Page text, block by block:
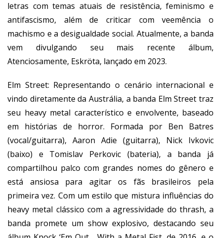
letras com temas atuais de resistência, feminismo e
antifascismo, além de criticar com veemência o
machismo e a desigualdade social. Atualmente, a banda
vem divulgando seu mais recente álbum,
Atenciosamente, Eskröta, lançado em 2023.
Elm Street: Representando o cenário internacional e
vindo diretamente da Austrália, a banda Elm Street traz
seu heavy metal característico e envolvente, baseado
em histórias de horror. Formada por Ben Batres
(vocal/guitarra), Aaron Adie (guitarra), Nick Ivkovic
(baixo) e Tomislav Perkovic (bateria), a banda já
compartilhou palco com grandes nomes do gênero e
está ansiosa para agitar os fãs brasileiros pela
primeira vez. Com um estilo que mistura influências do
heavy metal clássico com a agressividade do thrash, a
banda promete um show explosivo, destacando seu